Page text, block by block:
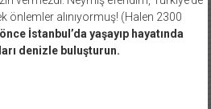
önlemler alınıyormuş! (Halen 2300
İstanbul’da yaşayıp hayatında
denizle buluşturun.